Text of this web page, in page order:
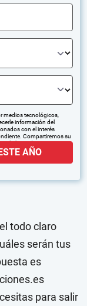
medios tecnológicos,
información del
con el interés
Compartiremos su
a su petición.
AÑO
todo claro
serán tus
es
para salir